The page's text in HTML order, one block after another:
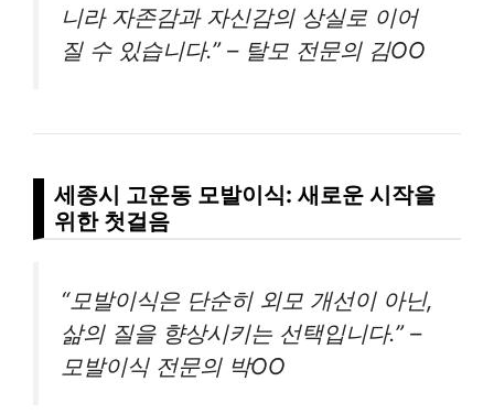
니라 자존감과 자신감의 상실로 이어
질 수 있습니다.” – 탈모 전문의 김OO
세종시 고운동 모발이식: 새로운 시작을
위한 첫걸음
“모발이식은 단순히 외모 개선이 아닌,
삶의 질을 향상시키는 선택입니다.” –
모발이식 전문의 박OO